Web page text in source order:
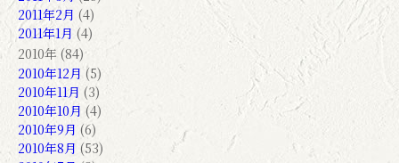
2011年2月 (4)
2011年1月 (4)
2010年 (84)
2010年12月 (5)
2010年11月 (3)
2010年10月 (4)
2010年9月 (6)
2010年8月 (53)